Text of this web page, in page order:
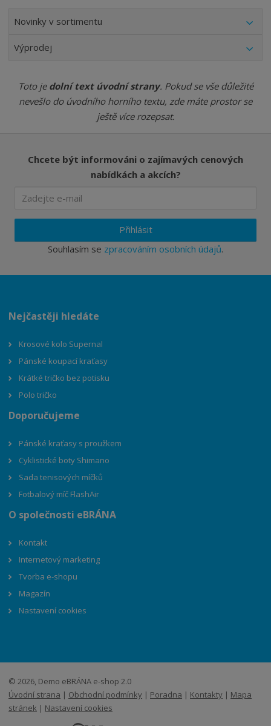
Novinky v sortimentu
Výprodej
Toto je dolní text úvodní strany. Pokud se vše důležité
nevešlo do úvodního horního textu, zde máte prostor se
ještě více rozepsat.
Chcete být informováni o zajímavých cenových
nabídkách a akcích?
Přihlásit
Souhlasím se zpracováním osobních údajů.
Nejčastěji hledáte
Krosové kolo Supernal
Pánské koupací kraťasy
Krátké tričko bez potisku
Polo tričko
Doporučujeme
Pánské kraťasy s proužkem
Cyklistické boty Shimano
Sada tenisových míčků
Fotbalový míč FlashAir
O společnosti eBRÁNA
Kontakt
Internetový marketing
Tvorba e-shopu
Magazín
Nastavení cookies
© 2026, Demo eBRÁNA e-shop 2.0
Úvodní strana | Obchodní podmínky | Poradna | Kontakty | Mapa
stránek | Nastavení cookies